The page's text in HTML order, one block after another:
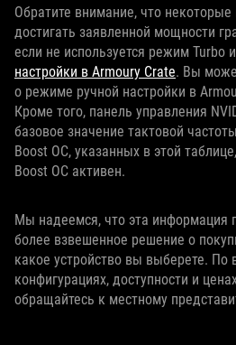
Обратите внимание, что
достигать заявленной мощности
если не используется режим Turbo
настройки в Armoury Crate. Вы
о режиме ручной настройки в
Кроме того, панель управления
базовое значение тактовой
Boost OC, указанных в этой
Boost OC активен.
Мы надеемся, что эта информация
более взвешенное решение о
какое устройство вы выберете. По
конфигурациях, доступности и
обращайтесь к местному